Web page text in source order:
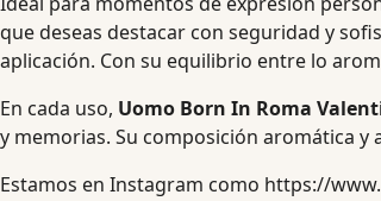
que deseas destacar con seguridad y
aplicación. Con su equilibrio entre lo
En cada uso, Uomo Born In Roma
y memorias. Su composición aromática
Estamos en Instagram como https://